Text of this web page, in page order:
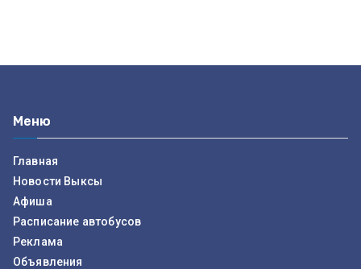
Меню
Главная
Новости Выксы
Афиша
Расписание автобусов
Реклама
Объявления